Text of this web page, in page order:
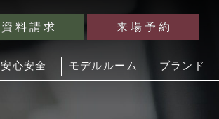
資料請求 来場予約
安心安全 モデルルーム ブランド